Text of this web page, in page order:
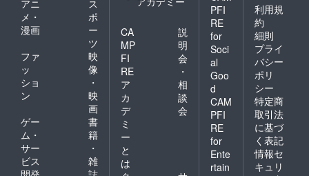
アニ
メ・
漫画
ス
ポ
ー
ツ
ファ
ッ
ショ
ン
映
像
・
映
画
ゲー
ム・
サー
ビス
書
籍
・
雑
CA
MP
FI
RE
ア
カ
デ
ミ
ー
と
は
説
明
会
・
相
談
会
PFI
RE
for
Soci
al
Goo
d
CAM
PFI
RE
for
Ente
rtain
利用規
約
細則
プライ
バシー
ポリ
シー
特定商
取引法
に基づ
く表記
情報セ
キュリ